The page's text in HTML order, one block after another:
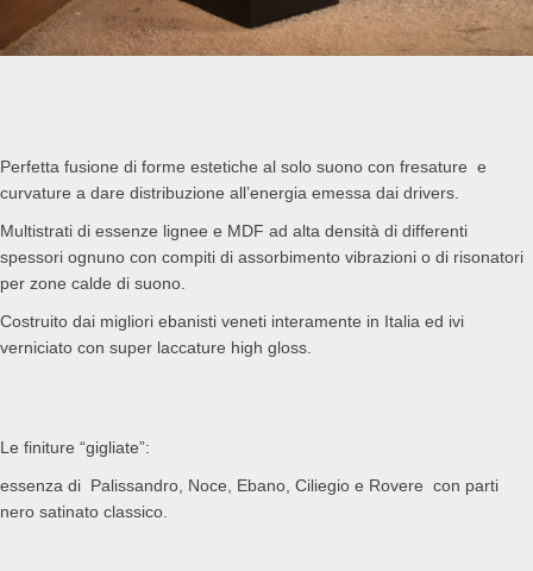
Perfetta fusione di forme estetiche al solo suono con fresature e
curvature a dare distribuzione all’energia emessa dai drivers.
Multistrati di essenze lignee e MDF ad alta densità di differenti
spessori ognuno con compiti di assorbimento vibrazioni o di risonatori
per zone calde di suono.
Costruito dai migliori ebanisti veneti interamente in Italia ed ivi
verniciato con super laccature high gloss.
Le finiture “gigliate”:
essenza di Palissandro, Noce, Ebano, Ciliegio e Rovere con parti
nero satinato classico.